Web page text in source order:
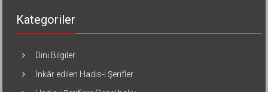
Kategoriler
Dini Bilgiler
İnkâr edilen Hadis-i Şerifler